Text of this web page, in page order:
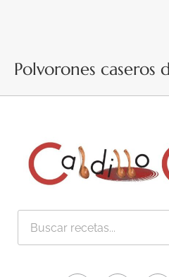
Polvorones caseros
Buscar